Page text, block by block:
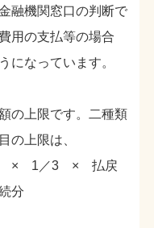
融機関窓口の判断で
用の支払等の場合
になっています。
の上限です。二種類
の上限は、
額 × 1／3 × 払戻
分